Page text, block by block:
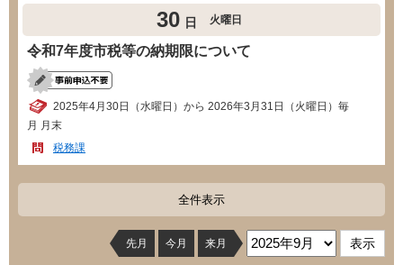
30 日 火曜日
令和7年度市税等の納期限について
2025年4月30日（水曜日）から 2026年3月31日（火曜日）毎
月 月末
税務課
全件表示
先月 今月 来月